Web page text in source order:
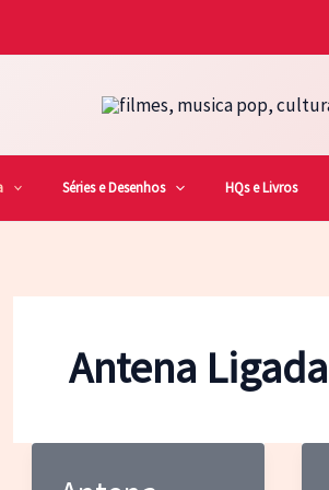
Séries e Desenhos HQs e Livros
Antena Ligada